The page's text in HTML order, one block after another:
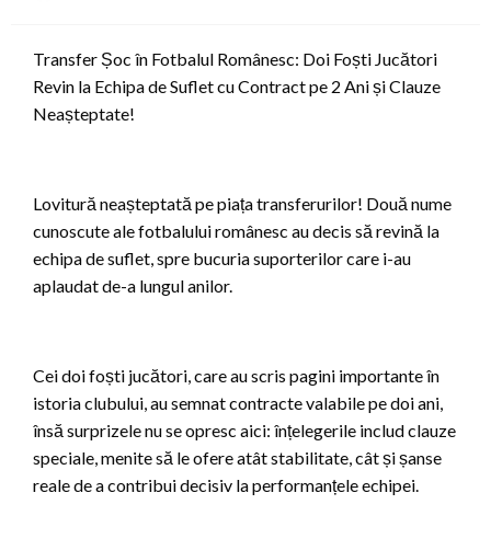
Transfer Șoc în Fotbalul Românesc: Doi Foști Jucători
Revin la Echipa de Suflet cu Contract pe 2 Ani și Clauze
Neașteptate!
Lovitură neașteptată pe piața transferurilor! Două nume
cunoscute ale fotbalului românesc au decis să revină la
echipa de suflet, spre bucuria suporterilor care i-au
aplaudat de-a lungul anilor.
Cei doi foști jucători, care au scris pagini importante în
istoria clubului, au semnat contracte valabile pe doi ani,
însă surprizele nu se opresc aici: înțelegerile includ clauze
speciale, menite să le ofere atât stabilitate, cât și șanse
reale de a contribui decisiv la performanțele echipei.